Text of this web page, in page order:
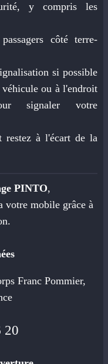
y compris les
côté terre-
si possible
ou à l'endroit
signaler votre
restez à l'écart de la
PINTO,
votre mobile grâce à
Franc Pommier,
20